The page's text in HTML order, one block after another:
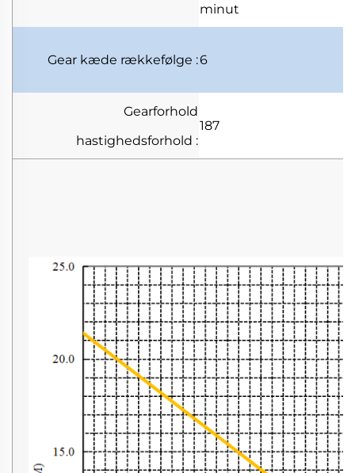
minut
Gear kæde rækkefølge :6
Gearforhold
hastighedsforhold :
187